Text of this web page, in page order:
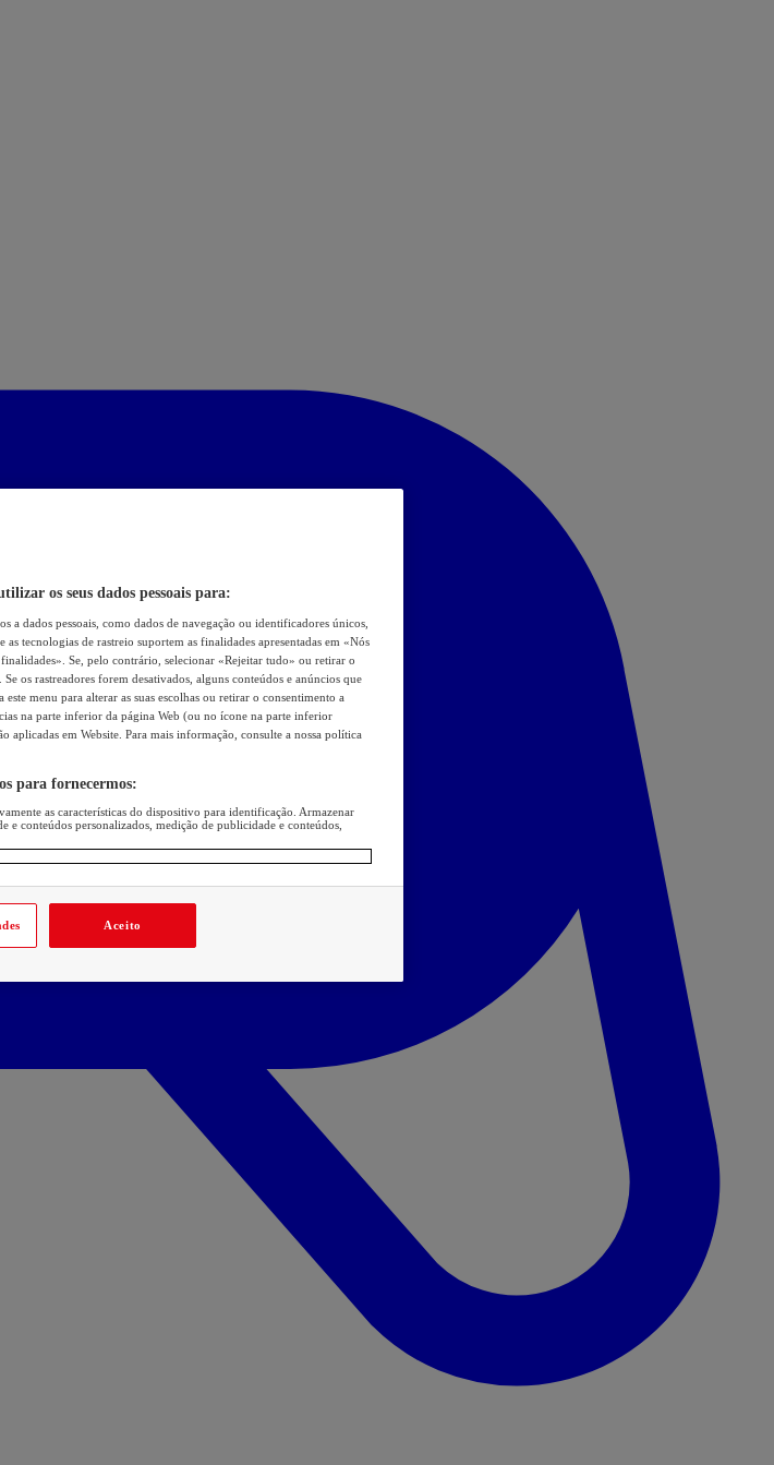
os seus dados pessoais para:
a dados pessoais, como dados de navegação ou identificadores únicos,
tecnologias de rastreio suportem as finalidades apresentadas em «Nós
finalidades». Se, pelo contrário, selecionar «Rejeitar tudo» ou retirar o
os rastreadores forem desativados, alguns conteúdos e anúncios que
menu para alterar as suas escolhas ou retirar o consentimento a
na parte inferior da página Web (ou no ícone na parte inferior
aplicadas em Website. Para mais informação, consulte a nossa política
para fornecermos:
as características do dispositivo para identificação. Armazenar
conteúdos personalizados, medição de publicidade e conteúdos,
Aceito